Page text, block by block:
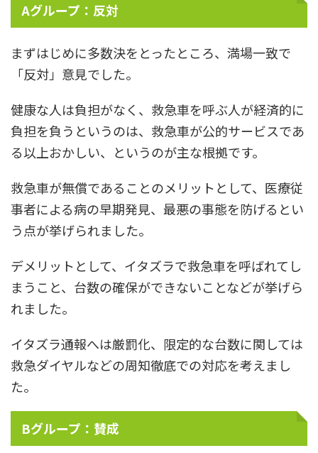
Aグループ：反対
まずはじめに多数決をとったところ、満場一致で
「反対」意見でした。
健康な人は負担がなく、救急車を呼ぶ人が経済的に
負担を負うというのは、救急車が公的サービスであ
る以上おかしい、というのが主な根拠です。
救急車が無償であることのメリットとして、医療従
事者による病の早期発見、最悪の事態を防げるとい
う点が挙げられました。
デメリットとして、イタズラで救急車を呼ばれてし
まうこと、台数の確保ができないことなどが挙げら
れました。
イタズラ通報へは厳罰化、限定的な台数に関しては
救急ダイヤルなどの周知徹底での対応を考えまし
た。
Bグループ：賛成